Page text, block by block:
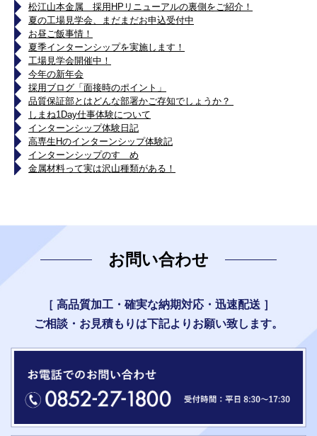
松江山本金属 採用HPリニューアルの裏側をご紹介！
夏の工場見学会、まだまだお申込受付中
お昼ご飯事情！
夏季インターンシップを実施します！
工場見学会開催中！
今年の新年会
採用ブログ「面接時のポイント」
品質保証部とはどんな部署かご存知でしょうか？
しまね1Day仕事体験について
インターンシップ体験日記
高専生Hのインターンシップ体験記
インターンシップのすゝめ
金属材料って実は沢山種類がある！
お問い合わせ
［ 高品質加工・確実な納期対応・迅速配送 ］
ご相談・お見積もりは下記よりお願い致します。